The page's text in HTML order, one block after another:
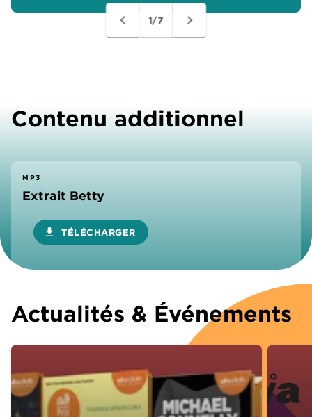
navigate_before 1/7 navigate_next
Contenu additionnel
MP3
Extrait Betty
download TÉLÉCHARGER
Actualités & Événements